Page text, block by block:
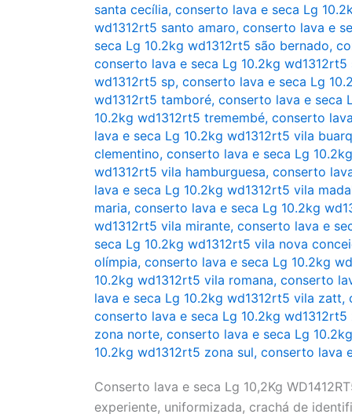
santa cecília, conserto lava e seca Lg
wd1312rt5 santo amaro, conserto lava e
seca Lg 10.2kg wd1312rt5 são bernado,
conserto lava e seca Lg 10.2kg wd1312rt5
wd1312rt5 sp, conserto lava e seca Lg
wd1312rt5 tamboré, conserto lava e seca
10.2kg wd1312rt5 tremembé, conserto
lava e seca Lg 10.2kg wd1312rt5 vila
clementino, conserto lava e seca Lg
wd1312rt5 vila hamburguesa, conserto
lava e seca Lg 10.2kg wd1312rt5 vila
maria, conserto lava e seca Lg 10.2kg
wd1312rt5 vila mirante, conserto lava e
seca Lg 10.2kg wd1312rt5 vila nova
olímpia, conserto lava e seca Lg 10.2kg
10.2kg wd1312rt5 vila romana, conserto
lava e seca Lg 10.2kg wd1312rt5 vila zatt,
conserto lava e seca Lg 10.2kg wd1312rt5
zona norte, conserto lava e seca Lg
10.2kg wd1312rt5 zona sul, conserto lava
Conserto lava e seca Lg 10,2Kg
experiente, uniformizada, crachá de